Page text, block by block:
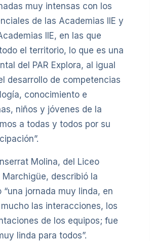
muy intensas con los
de las Academias IIE y
IIE, en las que
el territorio, lo que es una
del PAR Explora, al igual
desarrollo de competencias
conocimiento e
niños y jóvenes de la
a todas y todos por su
Molina, del Liceo
Marchigüe, describió la
jornada muy linda, en
las interacciones, los
de los equipos; fue
linda para todos”.